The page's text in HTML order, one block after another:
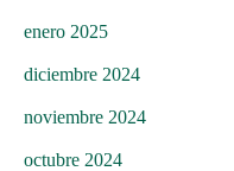
enero 2025
diciembre 2024
noviembre 2024
octubre 2024